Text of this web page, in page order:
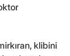
klibini